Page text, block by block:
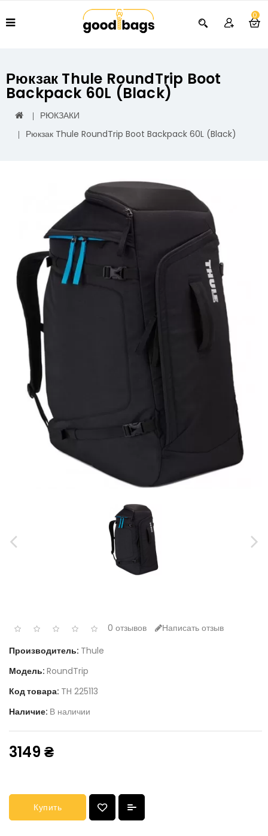
0
Рюкзак Thule RoundTrip Boot
Backpack 60L (Black)
РЮКЗАКИ
Рюкзак Thule RoundTrip Boot Backpack 60L (Black)
0 отзывов
Написать отзыв
Производитель: Thule
Модель: RoundTrip
Код товара: TH 225113
Наличие: В наличии
3149 ₴
Купить